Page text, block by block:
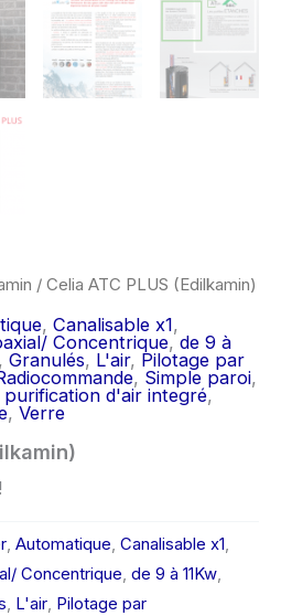
/ Celia ATC PLUS (Edilkamin)
, Canalisable x1,
Concentrique, de 9 à
, Granulés, L'air, Pilotage par
, Simple paroi,
purification d'air integré,
, Verre
, Automatique, Canalisable x1,
Concentrique, de 9 à 11Kw,
, L'air, Pilotage par